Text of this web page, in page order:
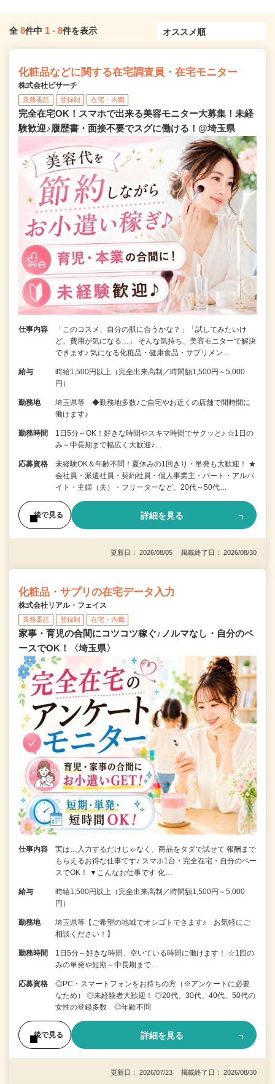
全 8件中 1 - 8件を表示
化粧品などに関する在宅調査員・在宅モニター
株式会社ビサーチ
業務委託 登録制 在宅・内職
完全在宅OK！スマホで出来る美容モニター大募集！未経
験歓迎♪履歴書・面接不要でスグに働ける！@埼玉県
仕事内容
「このコスメ、自分の肌に合うかな？」「試してみたいけ
ど、費用が気になる…」 そんな気持ち、美容モニターで解決
できます♪ 気になる化粧品・健康食品・サプリメン…
給与
時給1,500円以上（完全出来高制／時間額1,500円～5,000
円）
勤務地
埼玉県等 ◆勤務地多数♪ご自宅やお近くの店舗で間時間に
働けます♪
勤務時間
1日5分～OK！好きな時間やスキマ時間でサクッと♪ ☆1日の
み～中長期まで幅広く大歓迎♪…
応募資格
未経験OK＆年齢不問！夏休みの1回きり・単発も大歓迎！ ★
会社員・派遣社員・契約社員・個人事業主・パート・アルバ
イト・主婦（夫）・フリーターなど、20代～50代…
後で見る 詳細を見る
更新日： 2026/08/05 掲載終了日： 2026/08/30
化粧品・サプリの在宅データ入力
株式会社リアル・フェイス
業務委託 登録制 在宅・内職
家事・育児の合間にコツコツ稼ぐ♪ノルマなし・自分のペ
ースでOK！〈埼玉県〉
仕事内容
実は…入力するだけじゃなく、商品をタダで試せて 報酬まで
もらえるお得な仕事です♪ スマホ1台・完全在宅・自分のペー
スでOK！ ▼こんなお仕事です 化…
給与
時給1,500円以上（完全出来高制／時間額1,500円～5,000
円）
勤務地
埼玉県等【ご希望の地域でオシゴトできます♪ お気軽にご
相談ください！】
勤務時間
1日5分～好きな時間、空いている時間に働けます！ ☆1回の
みの単発や短期～中長期まで…
応募資格
◎PC・スマートフォンをお持ちの方（※アンケートに必要
なため） ◎未経験者大歓迎！ ◎20代、30代、40代、50代の
女性の登録多数 ◎年齢不問
後で見る 詳細を見る
更新日： 2026/07/23 掲載終了日： 2026/08/30